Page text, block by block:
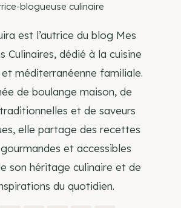
blogueuse culinaire
est l’autrice du blog Mes
Culinaires, dédié à la cuisine
méditerranéenne familiale.
de boulange maison, de
et de saveurs
elle partage des recettes
et accessibles
son héritage culinaire et de
du quotidien.